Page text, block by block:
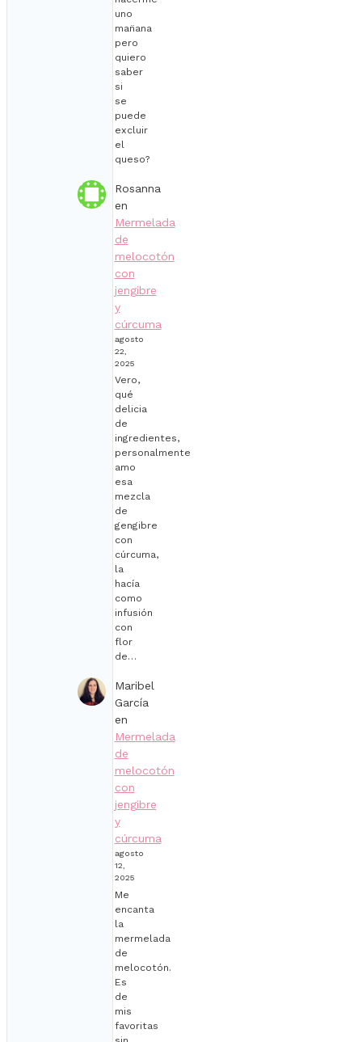
uno
man̈ana
pero
quiero
saber
si
se
puede
excluir
el
queso?
Rosanna
en
Mermelada
de
melocotón
con
jengibre
y
cúrcuma
agosto
22,
2025
Vero,
qué
delicia
de
ingredientes,
personalmente
amo
esa
mezcla
de
gengibre
con
cúrcuma,
la
hacía
como
infusión
con
flor
de…
Maribel
García
en
Mermelada
de
melocotón
con
jengibre
y
cúrcuma
agosto
12,
2025
Me
encanta
la
mermelada
de
melocotón.
Es
de
mis
favoritas